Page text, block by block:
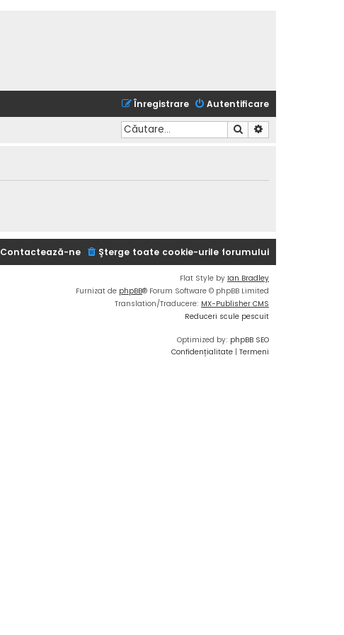
Autentificare
Înregistrare
Căutare
Şterge toate cookie-urile forumului
Contactează-ne
Flat Style by Ian Bradley
Furnizat de phpBB® Forum Software © phpBB Limited
Translation/Traducere: MX-Publisher CMS
Reduceri scule pescuit
Optimized by: phpBB SEO
Confidențialitate | Termeni